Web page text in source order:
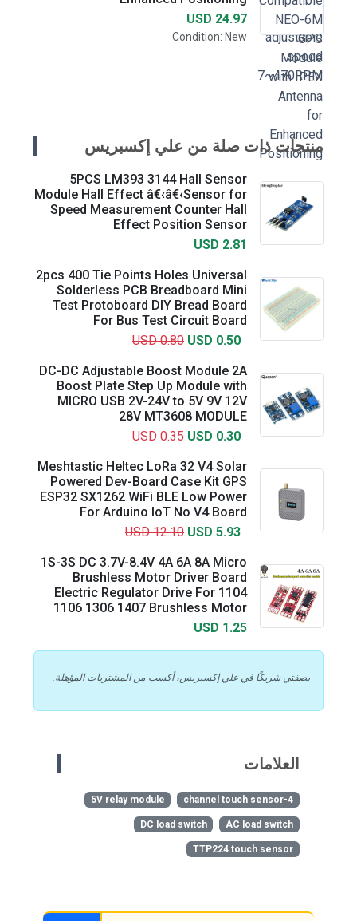
USD 24.97
Condition: New
منتجات ذات صلة من علي إكسبريس
5PCS LM393 3144 Hall Sensor
Module Hall Effect â€‹â€‹Sensor for
Speed Measurement Counter Hall
Effect Position Sensor
USD 2.81
2pcs 400 Tie Points Holes Universal
Solderless PCB Breadboard Mini
Test Protoboard DIY Bread Board
For Bus Test Circuit Board
USD 0.80 USD 0.50
DC-DC Adjustable Boost Module 2A
Boost Plate Step Up Module with
MICRO USB 2V-24V to 5V 9V 12V
28V MT3608 MODULE
USD 0.35 USD 0.30
Meshtastic Heltec LoRa 32 V4 Solar
Powered Dev-Board Case Kit GPS
ESP32 SX1262 WiFi BLE Low Power
For Arduino IoT No V4 Board
USD 12.10 USD 5.93
1S-3S DC 3.7V-8.4V 4A 6A 8A Micro
Brushless Motor Driver Board
Electric Regulator Drive For 1104
1106 1306 1407 Brushless Motor
USD 1.25
بصفتي شريكًا في علي إكسبريس، أكسب من المشتريات المؤهلة.
العلامات
5V relay module
AC load switch
DC load switch
TTP224 touch sensor